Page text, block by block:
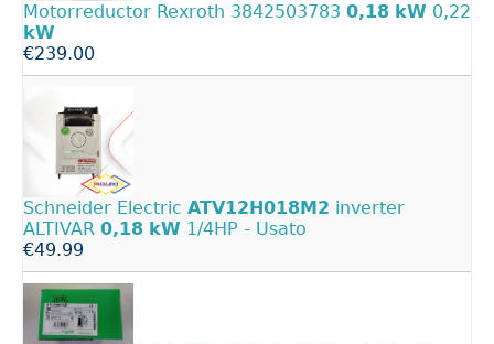
Motorreductor Rexroth 3842503783 0,18 kW 0,22
kW
€239.00
Schneider Electric ATV12H018M2 inverter
ALTIVAR 0,18 kW 1/4HP - Usato
€49.99